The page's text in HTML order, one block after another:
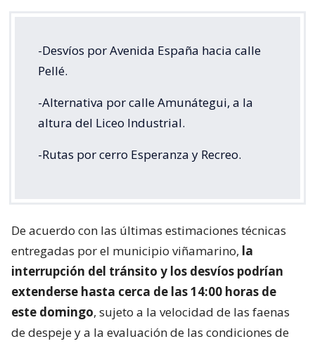
-Desvíos por Avenida España hacia calle
Pellé.
-Alternativa por calle Amunátegui, a la
altura del Liceo Industrial.
-Rutas por cerro Esperanza y Recreo.
De acuerdo con las últimas estimaciones técnicas
entregadas por el municipio viñamarino, la
interrupción del tránsito y los desvíos podrían
extenderse hasta cerca de las 14:00 horas de
este domingo, sujeto a la velocidad de las faenas
de despeje y a la evaluación de las condiciones de